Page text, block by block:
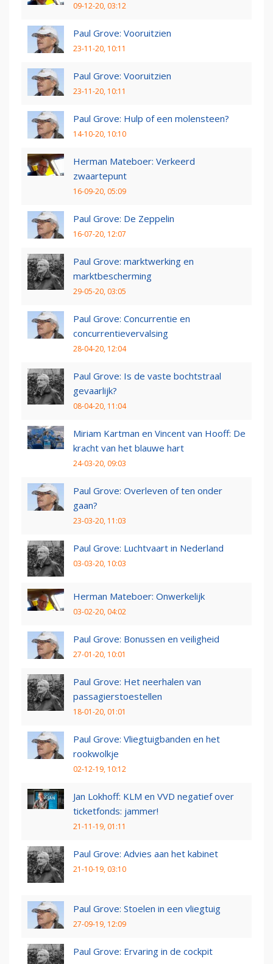
09-12-20, 03:12
Paul Grove: Vooruitzien
23-11-20, 10:11
Paul Grove: Vooruitzien
23-11-20, 10:11
Paul Grove: Hulp of een molensteen?
14-10-20, 10:10
Herman Mateboer: Verkeerd
zwaartepunt
16-09-20, 05:09
Paul Grove: De Zeppelin
16-07-20, 12:07
Paul Grove: marktwerking en
marktbescherming
29-05-20, 03:05
Paul Grove: Concurrentie en
concurrentievervalsing
28-04-20, 12:04
Paul Grove: Is de vaste bochtstraal
gevaarlijk?
08-04-20, 11:04
Miriam Kartman en Vincent van Hooff: De
kracht van het blauwe hart
24-03-20, 09:03
Paul Grove: Overleven of ten onder
gaan?
23-03-20, 11:03
Paul Grove: Luchtvaart in Nederland
03-03-20, 10:03
Herman Mateboer: Onwerkelijk
03-02-20, 04:02
Paul Grove: Bonussen en veiligheid
27-01-20, 10:01
Paul Grove: Het neerhalen van
passagierstoestellen
18-01-20, 01:01
Paul Grove: Vliegtuigbanden en het
rookwolkje
02-12-19, 10:12
Jan Lokhoff: KLM en VVD negatief over
ticketfonds: jammer!
21-11-19, 01:11
Paul Grove: Advies aan het kabinet
21-10-19, 03:10
Paul Grove: Stoelen in een vliegtuig
27-09-19, 12:09
Paul Grove: Ervaring in de cockpit